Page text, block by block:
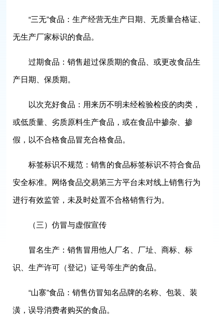
“三无”食品：生产经营无生产日期、无质量合格证、
无生产厂家标识的食品。
过期食品：销售超过保质期的食品、或更改食品生
产日期、保质期。
以次充好食品：用来历不明未经检验检疫的肉类，
或低质量、劣质原料生产食品，或在食品中掺杂、掺
假，以不合格食品冒充合格食品。
标签标识不规范：销售的食品标签标识不符合食品
安全标准。网络食品交易第三方平台未对线上销售行为
进行有效监管，未及时处置不合格销售行为。
（三）仿冒与虚假宣传
冒名生产：销售冒用他人厂名、厂址、商标、标
识、生产许可（登记）证号等生产的食品。
“山寨”食品：销售仿冒知名品牌的名称、包装、装
潢，误导消费者购买的食品。